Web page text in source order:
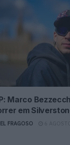
Marco
em
FRAGOSO 6